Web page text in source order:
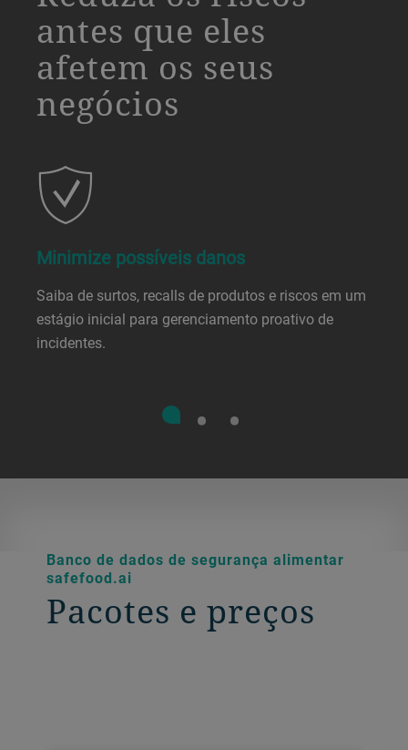
antes que eles
afetem os seus
negócios
Minimize possíveis danos
Saiba de surtos, recalls de produtos e riscos em um
estágio inicial para gerenciamento proativo de
incidentes.
Banco de dados de segurança alimentar
safefood.ai
Pacotes e preços